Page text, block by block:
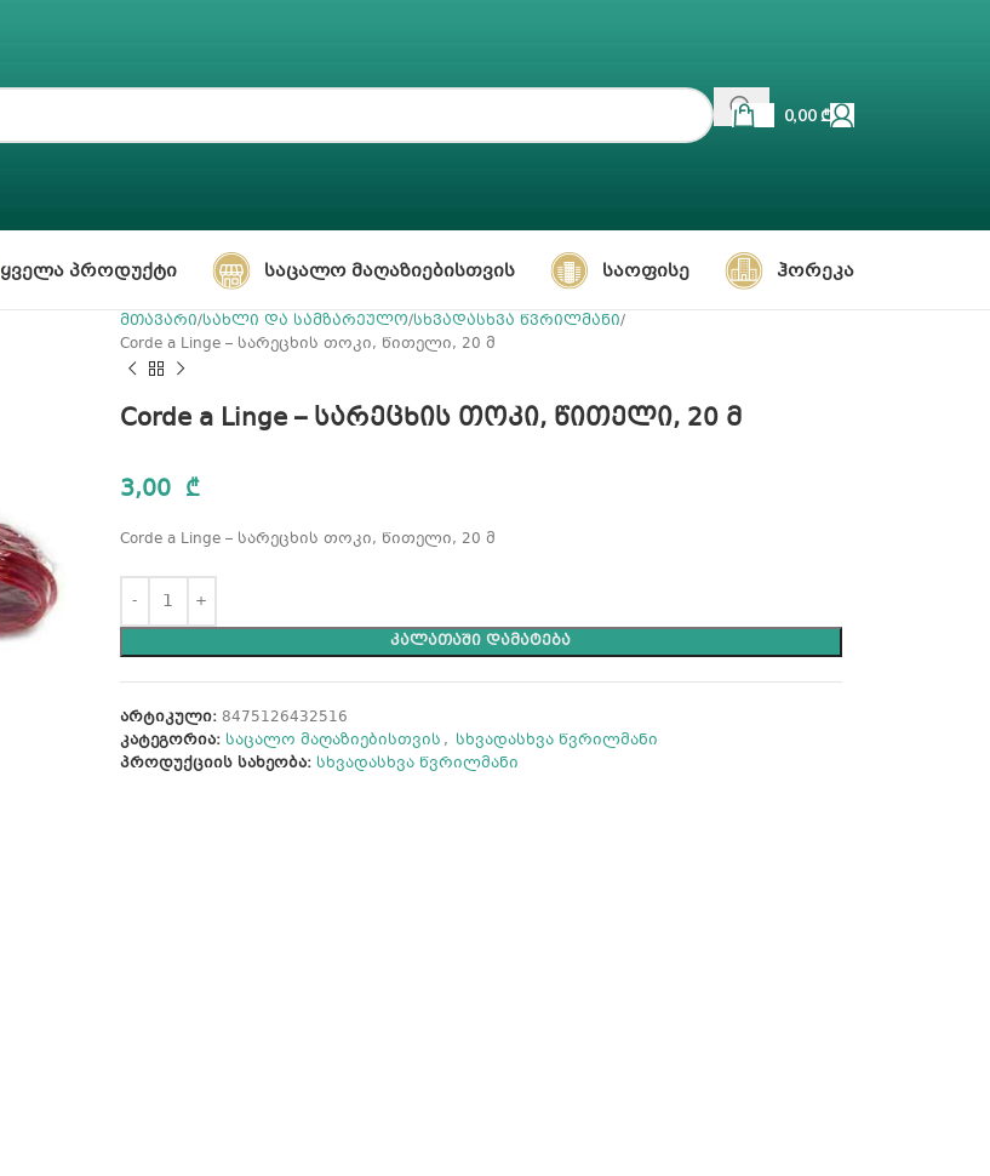
0,00₾
ᲧᲕᲔᲚᲐ ᲞᲠᲝᲓᲣᲥᲢᲘ ᲡᲐᲪᲐᲚᲝ ᲛᲐᲦᲐᲖᲘᲔᲑᲘᲡᲗᲕᲘᲡ ᲡᲐᲝᲤᲘᲡᲔ ᲰᲝᲠᲔᲙᲐ
მთავარი სახლი და სამზარეულო სხვადასხვა წვრილმანი
Corde a Linge – სარეცხის თოკი, წითელი, 20 მ
Corde a Linge – სარეცხის თოკი, წითელი, 20 მ
3,00 ₾
Corde a Linge – სარეცხის თოკი, წითელი, 20 მ
ᲙᲐᲚᲐᲗᲐᲨᲘ ᲓᲐᲛᲐᲢᲔᲑᲐ
არტიკული: 8475126432516
კატეგორია: საცალო მაღაზიებისთვის , სხვადასხვა წვრილმანი
პროდუქციის სახეობა: სხვადასხვა წვრილმანი